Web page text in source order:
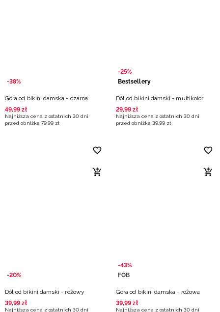
-38%
Góra od bikini damska - czarna
49,99 zł
Najniższa cena z ostatnich 30 dni
przed obniżką 79,99 zł
-25%
Bestsellery
Dół od bikini damski - multikolor
29,99 zł
Najniższa cena z ostatnich 30 dni
przed obniżką 39,99 zł
-20%
Dół od bikini damski - różowy
39,99 zł
Najniższa cena z ostatnich 30 dni
-43%
FOB
Góra od bikini damska - różowa
39,99 zł
Najniższa cena z ostatnich 30 dni